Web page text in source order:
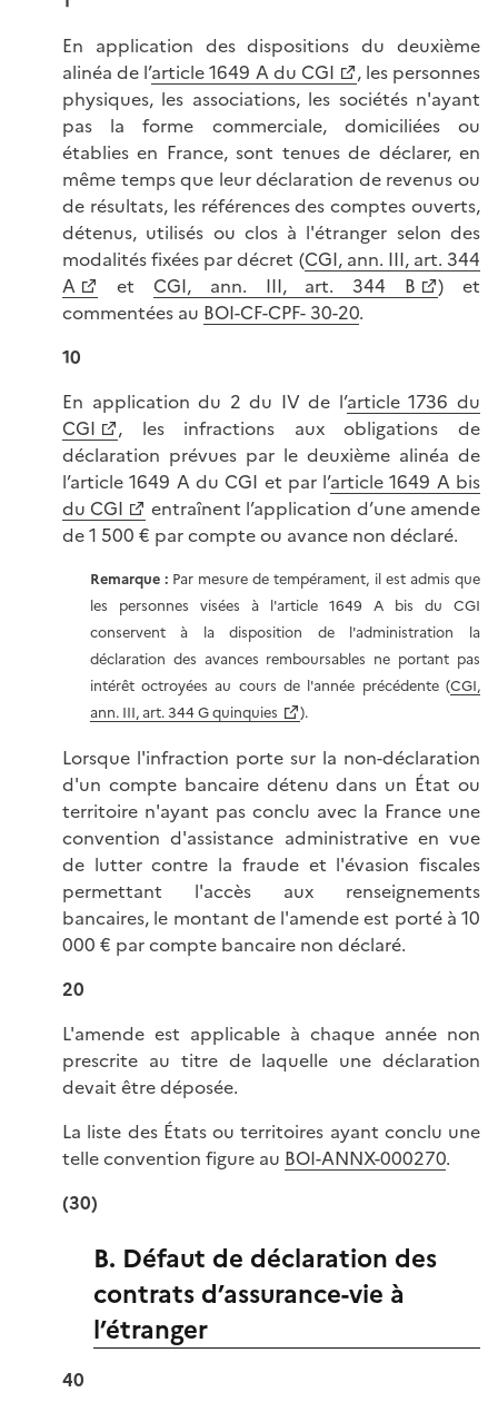
En application des dispositions du deuxième
alinéa de l’article 1649 A du CGI
, les personnes
physiques, les associations, les sociétés n'ayant
pas la forme commerciale, domiciliées ou
établies en France, sont tenues de déclarer, en
même temps que leur déclaration de revenus ou
de résultats, les références des comptes ouverts,
détenus, utilisés ou clos à l'étranger selon des
modalités fixées par décret (CGI, ann. III, art. 344
A
et CGI, ann. III, art. 344 B
) et
commentées au BOI-CF-CPF- 30-20.
10
En application du 2 du IV de l’article 1736 du
CGI
, les infractions aux obligations de
déclaration prévues par le deuxième alinéa de
l’article 1649 A du CGI et par l’article 1649 A bis
du CGI
entraînent l’application d’une amende
de 1 500 € par compte ou avance non déclaré.
Remarque :Par mesure de tempérament, il est admis que
les personnes visées à l'article 1649 A bis du CGI
conservent à la disposition de l'administration la
déclaration des avances remboursables ne portant pas
intérêt octroyées au cours de l'année précédente (CGI,
ann. III, art. 344 G quinquies
).
Lorsque l'infraction porte sur la non-déclaration
d'un compte bancaire détenu dans un État ou
territoire n'ayant pas conclu avec la France une
convention d'assistance administrative en vue
de lutter contre la fraude et l'évasion fiscales
permettant l'accès aux renseignements
bancaires, le montant de l'amende est porté à 10
000 € par compte bancaire non déclaré.
20
L'amende est applicable à chaque année non
prescrite au titre de laquelle une déclaration
devait être déposée.
La liste des États ou territoires ayant conclu une
telle convention figure au BOI-ANNX-000270.
(30)
B. Défaut de déclaration des
contrats d’assurance-vie à
l’étranger
40